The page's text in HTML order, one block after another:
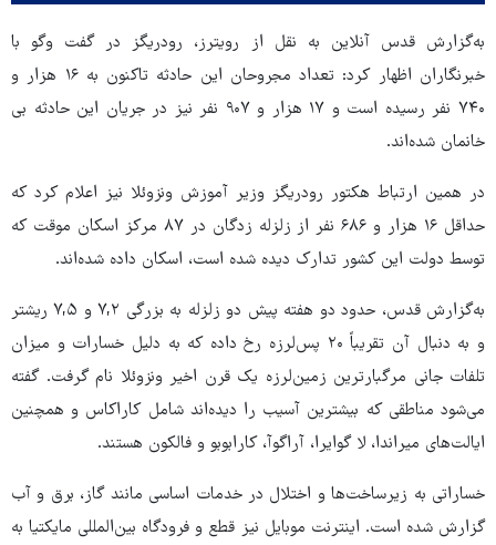
به‌گزارش قدس آنلاین به نقل از رویترز، رودریگز در گفت وگو با
خبرنگاران اظهار کرد: تعداد مجروحان این حادثه تاکنون به ۱۶ هزار و
۷۴۰ نفر رسیده است و ۱۷ هزار و ۹۰۷ نفر نیز در جریان این حادثه بی
خانمان شده‌اند.
در همین ارتباط هکتور رودریگز وزیر آموزش ونزوئلا نیز اعلام کرد که
حداقل ۱۶ هزار و ۶۸۶ نفر از زلزله‌ زدگان در ۸۷ مرکز اسکان موقت که
توسط دولت این کشور تدارک دیده شده است، اسکان داده شده‌اند.
به‌گزارش قدس، حدود دو هفته پیش دو زلزله به بزرگی ۷,۲ و ۷,۵ ریشتر
و به دنبال آن تقریباً ۲۰ پس‌لرزه رخ داده که به دلیل خسارات و میزان
تلفات جانی مرگبارترین زمین‌لرزه یک قرن اخیر ونزوئلا نام گرفت. گفته
می‌شود مناطقی که بیشترین آسیب را دیده‌اند شامل کاراکاس و همچنین
ایالت‌های میراندا، لا گوایرا، آراگوآ، کارابوبو و فالکون هستند.
خساراتی به زیرساخت‌ها و اختلال در خدمات اساسی مانند گاز، برق و آب
گزارش شده است. اینترنت موبایل نیز قطع و فرودگاه بین‌المللی مایکتیا به